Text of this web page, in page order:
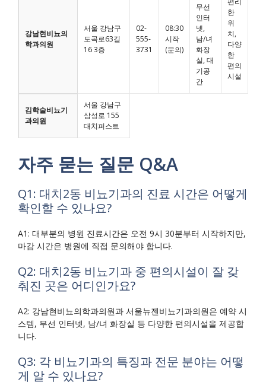
강남현비뇨의
학과의원
서울 강남구
도곡로63길
16 3층
02-
555-
3731
08:30
시작
(문의)
무선
인터
넷,
남/녀
화장
실, 대
기공
간
한
위
치,
다양
한
편의
시설
김학술비뇨기
과의원
서울 강남구
삼성로 155
대치퍼스트
자주 묻는 질문 Q&A
Q1: 대치2동 비뇨기과의 진료 시간은 어떻게
확인할 수 있나요?
A1: 대부분의 병원 진료시간은 오전 9시 30분부터 시작하지만,
마감 시간은 병원에 직접 문의해야 합니다.
Q2: 대치2동 비뇨기과 중 편의시설이 잘 갖
춰진 곳은 어디인가요?
A2: 강남현비뇨의학과의원과 서울뉴젠비뇨기과의원은 예약 시
스템, 무선 인터넷, 남/녀 화장실 등 다양한 편의시설을 제공합
니다.
Q3: 각 비뇨기과의 특징과 전문 분야는 어떻
게 알 수 있나요?